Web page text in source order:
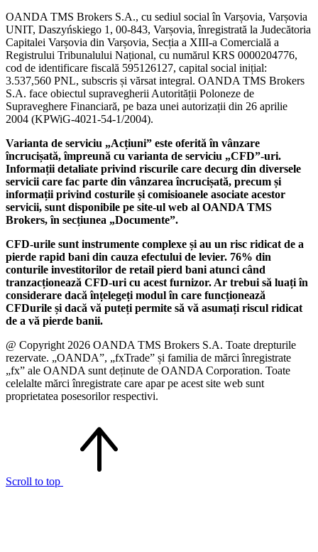
OANDA TMS Brokers S.A., cu sediul social în Varșovia, Varșovia
UNIT, Daszyńskiego 1, 00-843, Varșovia, înregistrată la Judecătoria
Capitalei Varșovia din Varșovia, Secția a XIII-a Comercială a
Registrului Tribunalului Național, cu numărul KRS 0000204776,
cod de identificare fiscală 595126127, capital social inițial:
3.537,560 PNL, subscris și vărsat integral. OANDA TMS Brokers
S.A. face obiectul supravegherii Autorității Poloneze de
Supraveghere Financiară, pe baza unei autorizații din 26 aprilie
2004 (KPWiG-4021-54-1/2004).
Varianta de serviciu „Acțiuni” este oferită în vânzare
încrucișată, împreună cu varianta de serviciu „CFD”-uri.
Informații detaliate privind riscurile care decurg din diversele
servicii care fac parte din vânzarea încrucișată, precum și
informații privind costurile și comisioanele asociate acestor
servicii, sunt disponibile pe site-ul web al OANDA TMS
Brokers, în secțiunea „Documente”.
CFD-urile sunt instrumente complexe și au un risc ridicat de a
pierde rapid bani din cauza efectului de levier. 76% din
conturile investitorilor de retail pierd bani atunci când
tranzacționează CFD-uri cu acest furnizor. Ar trebui să luați în
considerare dacă înțelegeți modul în care funcționează
CFDurile și dacă vă puteți permite să vă asumați riscul ridicat
de a vă pierde banii.
@ Copyright 2026 OANDA TMS Brokers S.A. Toate drepturile
rezervate. „OANDA”, „fxTrade” și familia de mărci înregistrate
„fx” ale OANDA sunt deținute de OANDA Corporation. Toate
celelalte mărci înregistrate care apar pe acest site web sunt
proprietatea posesorilor respectivi.
Scroll to top